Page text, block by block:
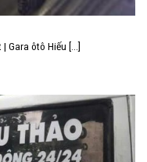
Gara ôtô Hiếu [...]